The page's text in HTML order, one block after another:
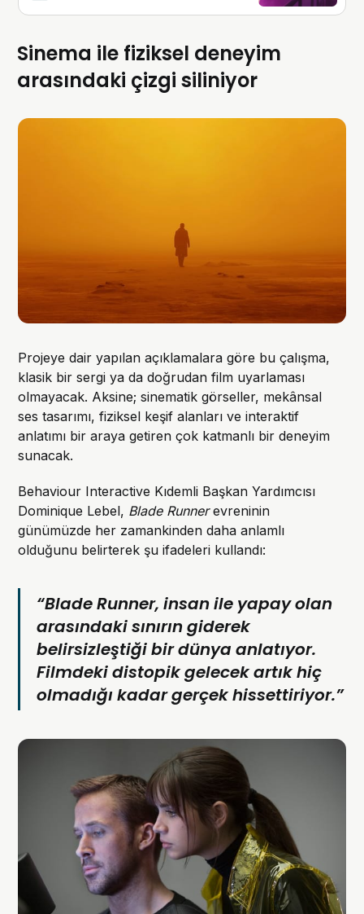
Sinema ile fiziksel deneyim
arasındaki çizgi siliniyor
Projeye dair yapılan açıklamalara göre bu çalışma,
klasik bir sergi ya da doğrudan film uyarlaması
olmayacak. Aksine; sinematik görseller, mekânsal
ses tasarımı, fiziksel keşif alanları ve interaktif
anlatımı bir araya getiren çok katmanlı bir deneyim
sunacak.
Behaviour Interactive Kıdemli Başkan Yardımcısı
Dominique Lebel, Blade Runnerevreninin
günümüzde her zamankinden daha anlamlı
olduğunu belirterek şu ifadeleri kullandı:
“Blade Runner, insan ile yapay olan
arasındaki sınırın giderek
belirsizleştiği bir dünya anlatıyor.
Filmdeki distopik gelecek artık hiç
olmadığı kadar gerçek hissettiriyor.”